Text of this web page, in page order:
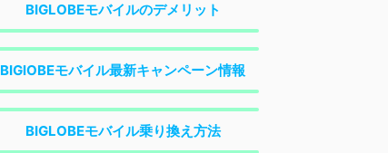
BIGLOBEモバイルのデメリット
BIGlOBEモバイル最新キャンペーン情報
BIGLOBEモバイル乗り換え方法